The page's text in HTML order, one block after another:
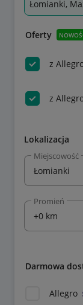
Łomianki,
Oferty
z
z
Lokalizacja
Miejscowość
Promień
Darmowa
Allegro